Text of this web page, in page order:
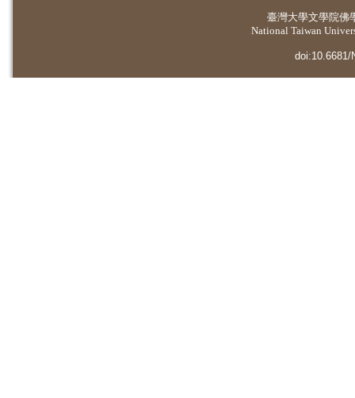
臺灣大學文學院佛
National Taiwan
doi:10.6681/